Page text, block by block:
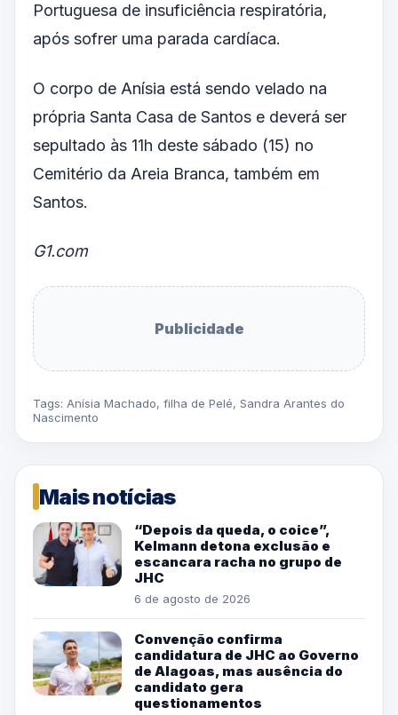
Portuguesa de insuficiência respiratória,
após sofrer uma parada cardíaca.
O corpo de Anísia está sendo velado na
própria Santa Casa de Santos e deverá ser
sepultado às 11h deste sábado (15) no
Cemitério da Areia Branca, também em
Santos.
G1.com
Publicidade
Tags: Anísia Machado, filha de Pelé, Sandra Arantes do
Nascimento
Mais notícias
“Depois da queda, o coice”,
Kelmann detona exclusão e
escancara racha no grupo de
JHC
6 de agosto de 2026
Convenção confirma
candidatura de JHC ao Governo
de Alagoas, mas ausência do
candidato gera
questionamentos